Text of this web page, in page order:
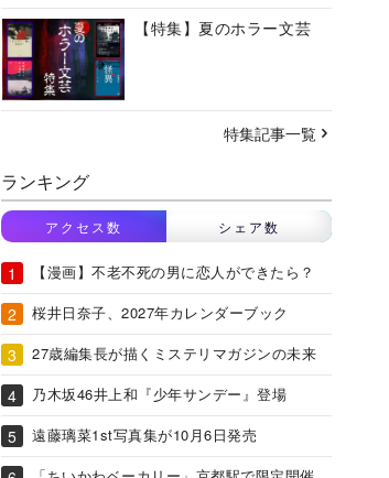
【特集】夏のホラー文芸
特集記事一覧
ランキング
アクセス数 シェア数
【漫画】不老不死の男に恋人ができたら？
桜井日奈子、2027年カレンダーブック
27歳編集長が描くミステリマガジンの未来
乃木坂46井上和『少年サンデー』登場
遠藤璃菜1st写真集が10月6日発売